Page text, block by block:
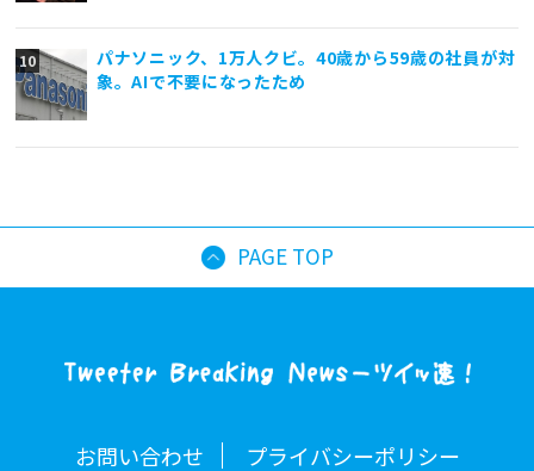
パナソニック、1万人クビ。40歳から59歳の社員が対
象。AIで不要になったため
PAGE TOP
お問い合わせ プライバシーポリシー